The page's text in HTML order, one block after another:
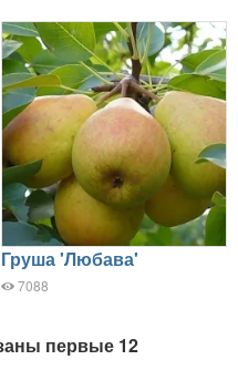
Груша 'Любава'
7088
первые 12